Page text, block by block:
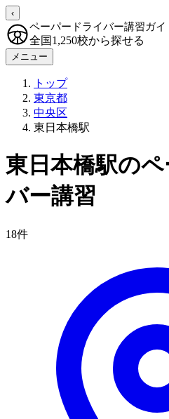
‹
ペーパードライバー講習ガイ
全国1,250校から探せる
メニュー
トップ
東京都
中央区
東日本橋駅
東日本橋駅の
バー講習
18件